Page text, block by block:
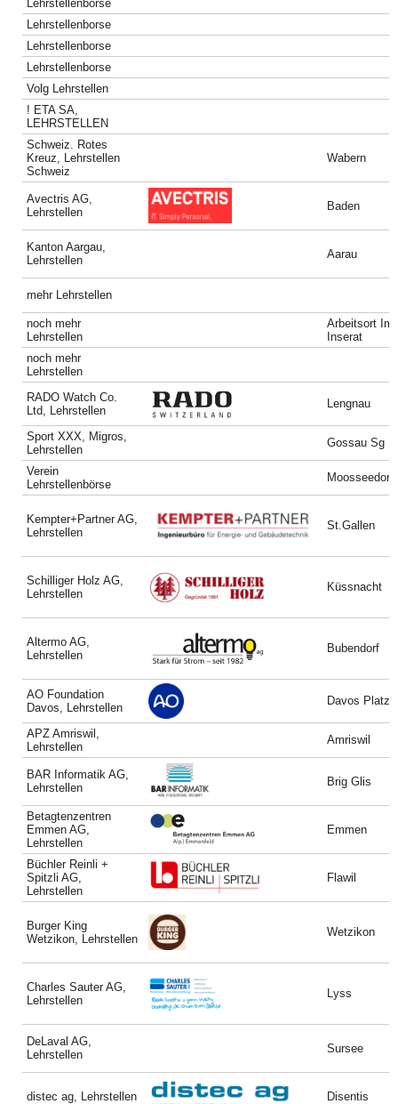
Lehrstellenborse
Lehrstellenborse
Lehrstellenborse
Lehrstellenborse
Volg Lehrstellen
! ETA SA,
LEHRSTELLEN
Schweiz. Rotes
Kreuz, Lehrstellen
Schweiz
Wabern
Avectris AG,
Lehrstellen
Baden
Kanton Aargau,
Lehrstellen
Aarau
mehr Lehrstellen
noch mehr
Lehrstellen
Arbeitsort Im
Inserat
noch mehr
Lehrstellen
RADO Watch Co.
Ltd, Lehrstellen
Lengnau
Sport XXX, Migros,
Lehrstellen
Gossau Sg
Verein
Lehrstellenbörse
Moosseedorf
Kempter+Partner AG,
Lehrstellen
St.Gallen
Schilliger Holz AG,
Lehrstellen
Küssnacht
Altermo AG,
Lehrstellen
Bubendorf
AO Foundation
Davos, Lehrstellen
Davos Platz
APZ Amriswil,
Lehrstellen
Amriswil
BAR Informatik AG,
Lehrstellen
Brig Glis
Betagtenzentren
Emmen AG,
Lehrstellen
Emmen
Büchler Reinli +
Spitzli AG,
Lehrstellen
Flawil
Burger King
Wetzikon, Lehrstellen
Wetzikon
Charles Sauter AG,
Lehrstellen
Lyss
DeLaval AG,
Lehrstellen
Sursee
distec ag, Lehrstellen Disentis